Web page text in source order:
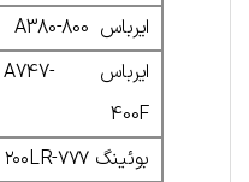
ایرباس A380-800
ایرباس A747-
400F
بوئینگ ۷۷۷-۲۰۰LR